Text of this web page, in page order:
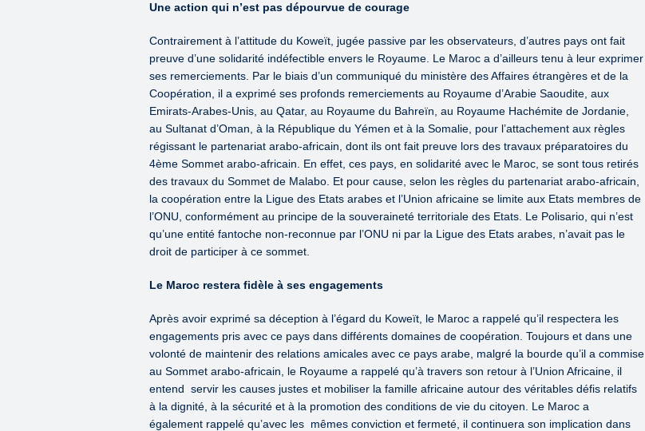
Une action qui n’est pas dépourvue de courage
Contrairement à l’attitude du Koweït, jugée passive par les observateurs, d’autres pays ont fait
preuve d’une solidarité indéfectible envers le Royaume. Le Maroc a d’ailleurs tenu à leur exprimer
ses remerciements. Par le biais d’un communiqué du ministère des Affaires étrangères et de la
Coopération, il a exprimé ses profonds remerciements au Royaume d’Arabie Saoudite, aux
Emirats-Arabes-Unis, au Qatar, au Royaume du Bahreïn, au Royaume Hachémite de Jordanie,
au Sultanat d’Oman, à la République du Yémen et à la Somalie, pour l’attachement aux règles
régissant le partenariat arabo-africain, dont ils ont fait preuve lors des travaux préparatoires du
4ème Sommet arabo-africain. En effet, ces pays, en solidarité avec le Maroc, se sont tous retirés
des travaux du Sommet de Malabo. Et pour cause, selon les règles du partenariat arabo-africain,
la coopération entre la Ligue des Etats arabes et l’Union africaine se limite aux Etats membres de
l’ONU, conformément au principe de la souveraineté territoriale des Etats. Le Polisario, qui n’est
qu’une entité fantoche non-reconnue par l’ONU ni par la Ligue des Etats arabes, n’avait pas le
droit de participer à ce sommet.
Le Maroc restera fidèle à ses engagements
Après avoir exprimé sa déception à l’égard du Koweït, le Maroc a rappelé qu’il respectera les
engagements pris avec ce pays dans différents domaines de coopération. Toujours et dans une
volonté de maintenir des relations amicales avec ce pays arabe, malgré la bourde qu’il a commise
au Sommet arabo-africain, le Royaume a rappelé qu’à travers son retour à l’Union Africaine, il
entend servir les causes justes et mobiliser la famille africaine autour des véritables défis relatifs
à la dignité, à la sécurité et à la promotion des conditions de vie du citoyen. Le Maroc a
également rappelé qu’avec les mêmes conviction et fermeté, il continuera son implication dans